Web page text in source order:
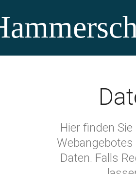
© Copyright 2019 / Alle Rechte
Hier finden
Daten. Falls